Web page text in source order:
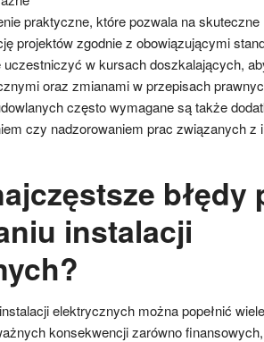
praktyczne, które pozwala na
projektów zgodnie z obowiązującymi
uczestniczyć w kursach doszkalających,
oraz zmianami w przepisach
często wymagane są także
czy nadzorowaniem prac związanych z
błędy
instalacji
elektrycznych można popełnić
konsekwencji zarówno